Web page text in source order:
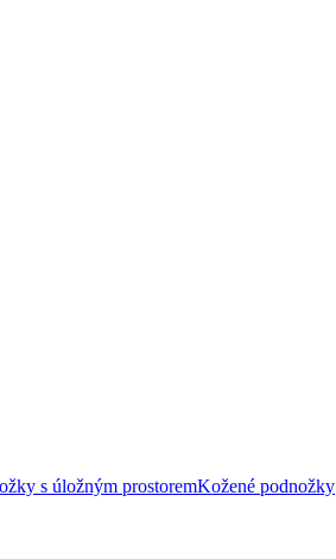
s úložným prostoremKožené podnožky